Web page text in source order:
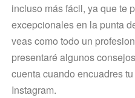
incluso más fácil, ya que te
excepcionales en la punta
veas como todo un
presentaré algunos
cuenta cuando encuadres
Instagram.